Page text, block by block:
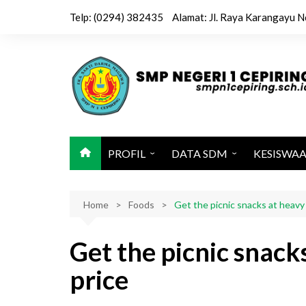
Telp: (0294) 382435 Alamat: Jl. Raya Karangayu
PROFIL
Identitas Sekolah
Sarana dan Prasarana
Struktur Organisasi
DATA SDM
Tenaga Pendidik
Karya
Home Foods Get the picnic snacks at
Get the picnic
price